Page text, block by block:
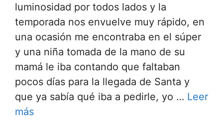
luminosidad por todos lados y la
temporada nos envuelve muy rápido, en
una ocasión me encontraba en el súper
y una niña tomada de la mano de su
mamá le iba contando que faltaban
pocos días para la llegada de Santa y
que ya sabía qué iba a pedirle, yo … Leer
más